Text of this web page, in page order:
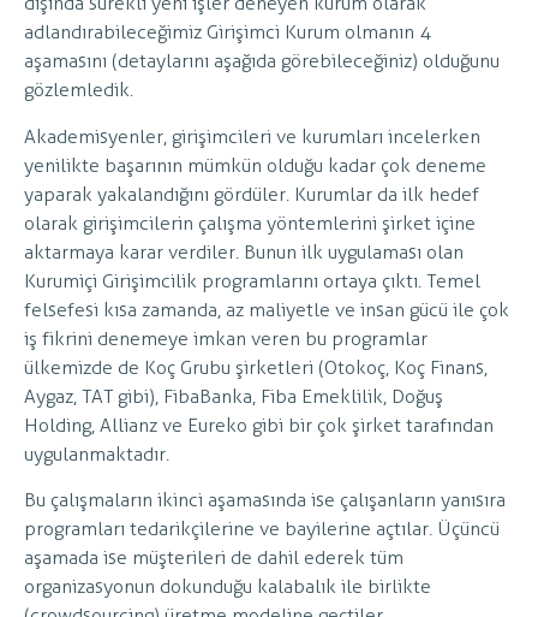
adlandırabileceğimiz Girişimci Kurum olmanın 4
aşamasını (detaylarını aşağıda görebileceğiniz) olduğunu
gözlemledik.
Akademisyenler, girişimcileri ve kurumları incelerken
yenilikte başarının mümkün olduğu kadar çok deneme
yaparak yakalandığını gördüler. Kurumlar da ilk hedef
olarak girişimcilerin çalışma yöntemlerini şirket içine
aktarmaya karar verdiler. Bunun ilk uygulaması olan
Kurumiçi Girişimcilik programlarını ortaya çıktı. Temel
felsefesi kısa zamanda, az maliyetle ve insan gücü ile çok
iş fikrini denemeye imkan veren bu programlar
ülkemizde de Koç Grubu şirketleri (Otokoç, Koç Finans,
Aygaz, TAT gibi), FibaBanka, Fiba Emeklilik, Doğuş
Holding, Allianz ve Eureko gibi bir çok şirket tarafından
uygulanmaktadır.
Bu çalışmaların ikinci aşamasında ise çalışanların yanısıra
programları tedarikçilerine ve bayilerine açtılar. Üçüncü
aşamada ise müşterileri de dahil ederek tüm
organizasyonun dokunduğu kalabalık ile birlikte